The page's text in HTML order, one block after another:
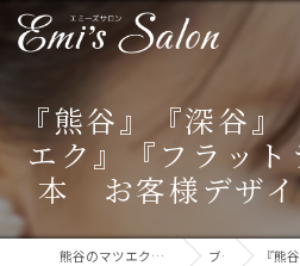
『熊谷』『深谷』
エク』『フラット
本 お客様デザ
熊谷のマツエクなら提案力のエミーズサロン ブログ 『熊谷』『